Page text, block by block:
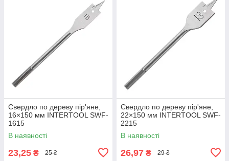
Свердло по дереву пір'яне,
16×150 мм INTERTOOL SWF-
1615
В наявності
23,25 ₴ 25 ₴
Свердло по дереву пір'яне,
22×150 мм INTERTOOL SWF-
2215
В наявності
26,97 ₴ 29 ₴